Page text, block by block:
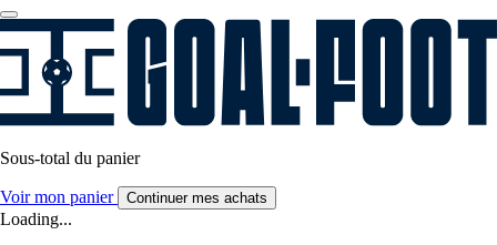
Sous-total du panier
Voir mon panier Continuer mes achats
Loading...